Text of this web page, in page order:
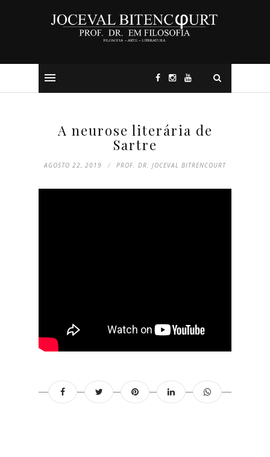
A neurose literária de
Sartre
AGOSTO 22, 2019 PROF. DR. JOCEVAL BITRENCOURT